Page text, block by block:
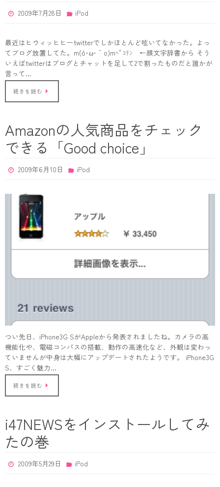
2009年7月28日 iPod
最近はヒウィッヒヒーtwitterでしかほとんど呟いてなかった。よっ
てブログ放置してた。m(o´･ω･｀o)mﾍﾟｺﾘﾝ ←顔文字辞書から そう
いえばtwitterはブログとチャットを足して2で割ったものだと誰かが
言って…
続きを読む
Amazonの人気商品をチェック
できる「Good choice」
2009年6月10日 iPod
つい先日、iPhone3G SがAppleから発表されましたね。カメラの高
機能化や、電磁コンパスの搭載、動作の高速化など、外観は変わっ
ていませんが中身は大幅にアップデートされたようです。 iPhone3G
S、すごく魅力…
続きを読む
i47NEWSをインストールしてみ
たの巻
2009年5月29日 iPod